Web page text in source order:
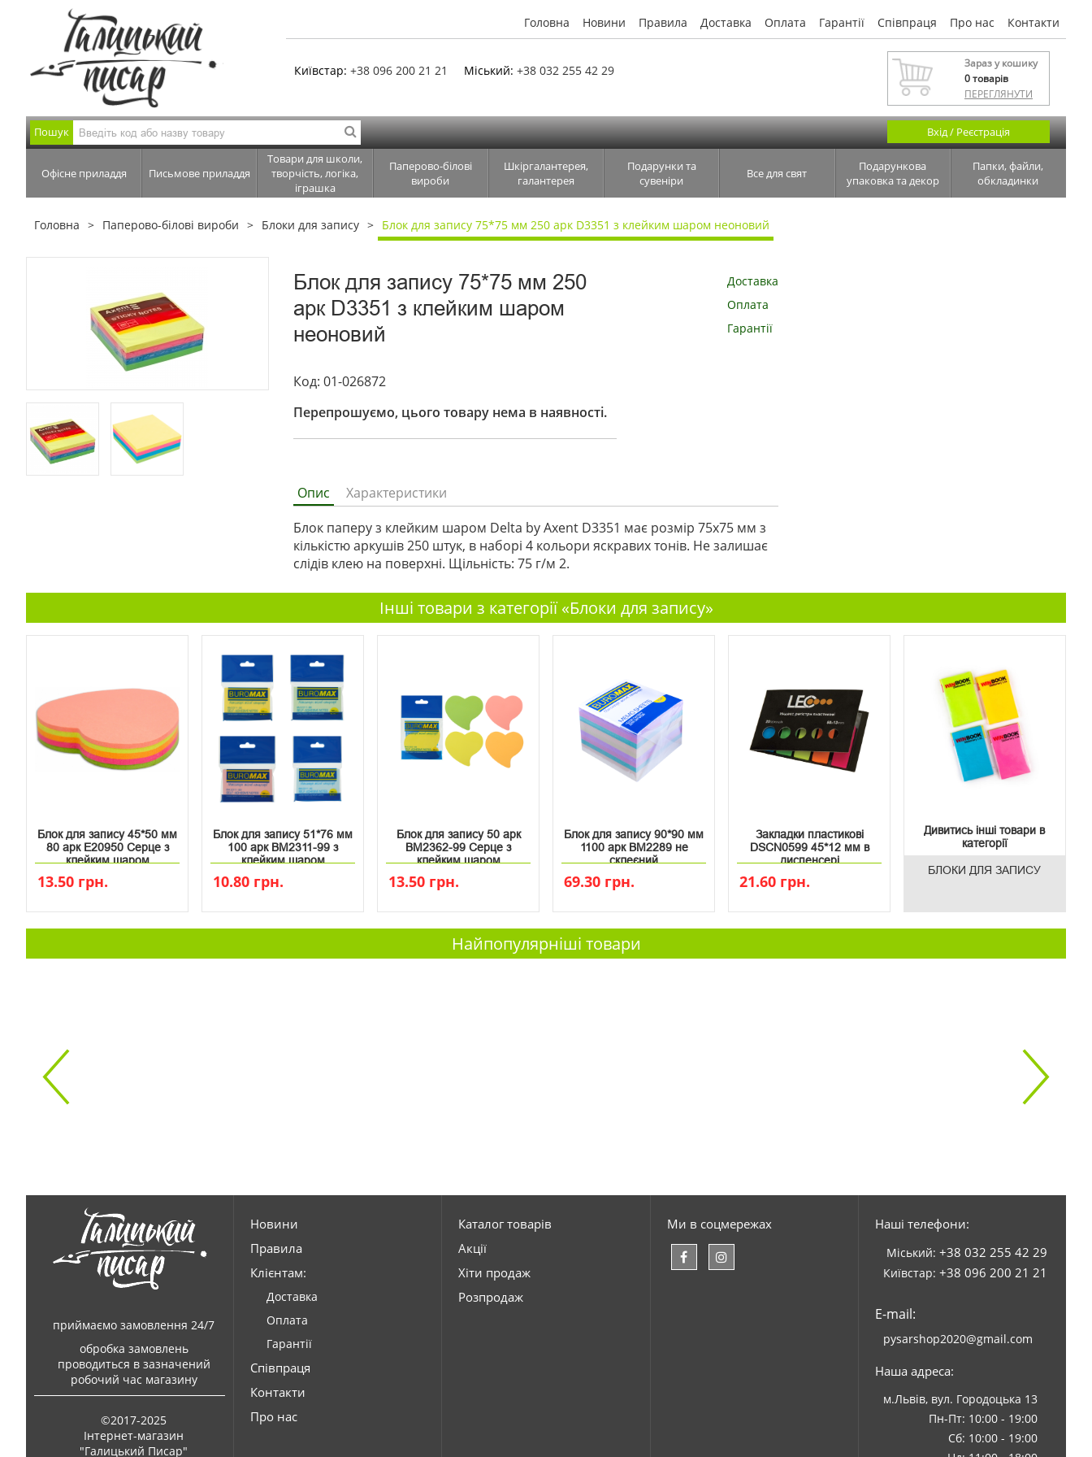
Головна Новини Правила Доставка Оплата Гарантії Співпраця Про нас Контакти
Київстар: +38 096 200 21 21 Міський: +38 032 255 42 29
Зараз у кошику
0товарів
ПЕРЕГЛЯНУТИ
Пошук Вхід / Реєстрація
Офісне приладдя Письмове приладдя
Товари для школи,
творчість, логіка,
іграшка
Паперово-білові
вироби
Шкіргалантерея,
галантерея
Подарунки та
сувеніри
Все для свят
Подарункова
упаковка та декор
Папки, файли,
обкладинки
Головна Паперово-білові вироби Блоки для запису Блок для запису 75*75 мм 250 арк D3351 з клейким шаром неоновий
Блок для запису 75*75 мм 250
арк D3351 з клейким шаром
неоновий
Код: 01-026872
Перепрошуємо, цього товару нема в наявності.
Доставка
Оплата
Гарантії
Опис
Характеристики
Блок паперу з клейким шаром Delta by Axent D3351 має розмір 75х75 мм з
кількістю аркушів 250 штук, в наборі 4 кольори яскравих тонів. Не залишає
слідів клею на поверхні. Щільність: 75 г/м 2.
Інші товари з категорії «Блоки для запису»
Блок для запису 45*50 мм
80 арк Е20950 Серце з
клейким шаром
13.50 грн.
Блок для запису 51*76 мм
100 арк ВМ2311-99 з
клейким шаром
10.80 грн.
Блок для запису 50 арк
ВМ2362-99 Серце з
клейким шаром
13.50 грн.
Блок для запису 90*90 мм
1100 арк ВМ2289 не
склеєний
69.30 грн.
Закладки пластикові
DSCN0599 45*12 мм в
диспенсері
21.60 грн.
Дивитись інші товари в
категорії
БЛОКИ ДЛЯ ЗАПИСУ
Найпопулярніші товари
приймаємо замовлення 24/7
обробка замовлень
проводиться в зазначений
робочий час магазину
©2017-2025
Інтернет-магазин
"Галицький Писар"
Новини
Правила
Клієнтам:
Доставка
Оплата
Гарантії
Співпраця
Контакти
Про нас
Каталог товарів
Акції
Хіти продаж
Розпродаж
Ми в соцмережах Наші телефони:
Міський: +38 032 255 42 29
Київстар: +38 096 200 21 21
E-mail:
pysarshop2020@gmail.com
Наша адреса:
м.Львів, вул. Городоцька 13
Пн-Пт: 10:00 - 19:00
Сб: 10:00 - 19:00